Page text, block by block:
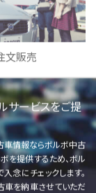
文販売
サービスをご提
車情報ならボルボ中古
を提供するため、ボル
念にチェックします。
車を納車させていただ